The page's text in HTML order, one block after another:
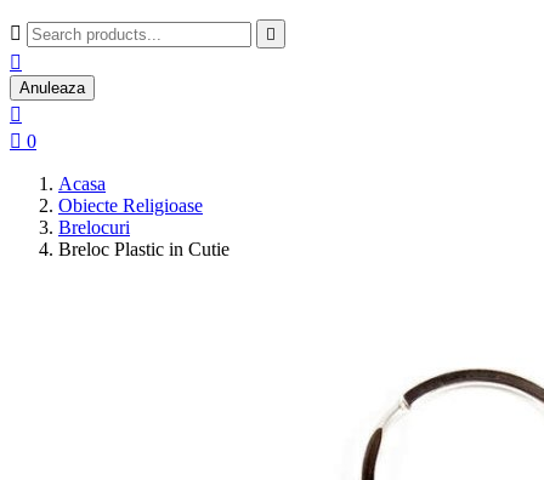
 

Anuleaza

 0
Acasa
Obiecte Religioase
Brelocuri
Breloc Plastic in Cutie